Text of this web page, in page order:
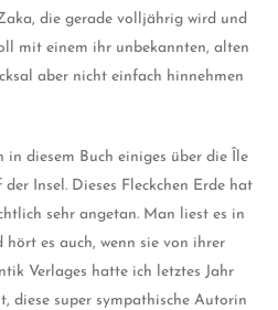
die gerade volljährig wird und
mit einem ihr unbekannten, alten
aber nicht einfach hinnehmen
diesem Buch einiges über die Île
Insel. Dieses Fleckchen Erde hat
sehr angetan. Man liest es in
hört es auch, wenn sie von ihrer
Verlages hatte ich letztes Jahr
diese super sympathische Autorin